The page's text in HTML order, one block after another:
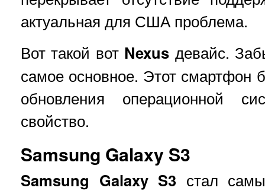
актуальная для США проблема.
Вот такой вот Nexus девайс.
самое основное. Этот смартфон
обновления операционной
свойство.
Samsung Galaxy S3
Samsung Galaxy S3 стал